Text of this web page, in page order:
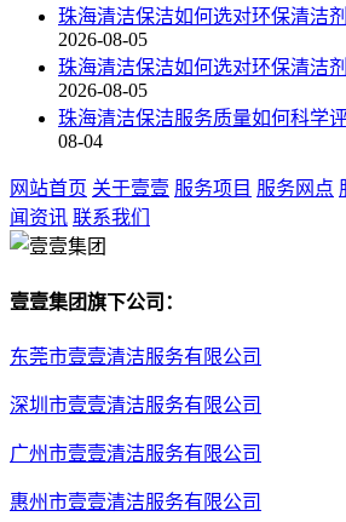
珠海清洁保洁如何选对环保清洁
2026-08-05
珠海清洁保洁如何选对环保清洁
2026-08-05
珠海清洁保洁服务质量如何科学
08-04
网站首页 关于壹壹 服务项目 服务网点
闻资讯 联系我们
壹壹集团旗下公司：
东莞市壹壹清洁服务有限公司
深圳市壹壹清洁服务有限公司
广州市壹壹清洁服务有限公司
惠州市壹壹清洁服务有限公司